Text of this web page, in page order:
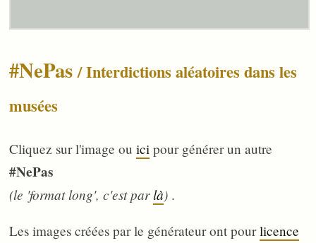
#NePas/ Interdictions aléatoires dans les
musées
Cliquez sur l'image ou ici pour générer un autre
#NePas
(le 'format long', c'est parlà) .
Les images créées par le générateur ont pourlicence